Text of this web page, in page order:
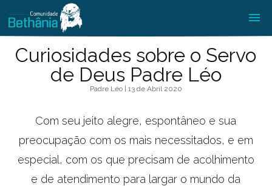
Curiosidades sobre o Servo
de Deus Padre Léo
Padre Léo | 13 de Abril 2020
Com seu jeito alegre, espontâneo e sua
preocupação com os mais necessitados, e em
especial, com os que precisam de acolhimento
e de atendimento para largar o mundo da